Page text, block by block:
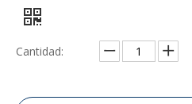
Cantidad: